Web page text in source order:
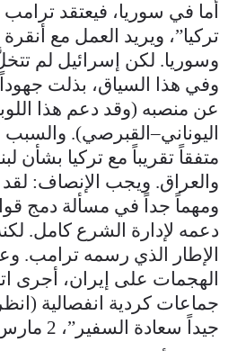
أما في سوريا، فيعتقد ترامب
تركيا”، ويريد العمل مع
وسوريا. لكن إسرائيل لم
وفي هذا السياق، بذلت جهوداً
عن منصبه (وقد دعم هذا
اليوناني–القبرصي). والسبب
متفقاً تقريباً مع تركيا بشأن
والعراق. ويجب الإنصاف: لقد
ومهماً جداً في مسألة دمج
دعمه لإدارة الشرع كامل.
الإطار الذي رسمه ترامب.
الهجمات على إيران، أجرى
جماعات كردية انفصالية
جيداً سعادة السفير”، 2 مارس).